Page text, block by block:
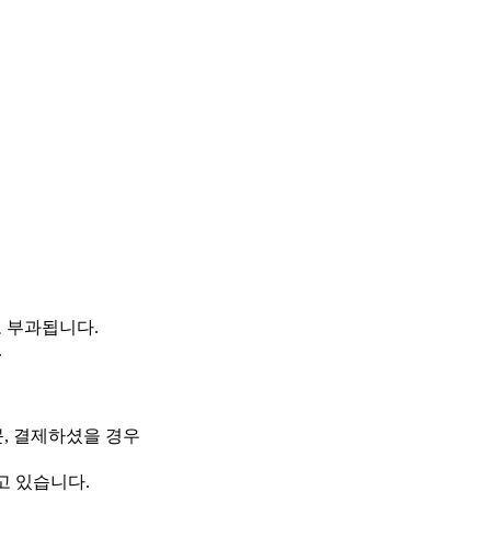
부과됩니다.
결제하셨을 경우
있습니다.